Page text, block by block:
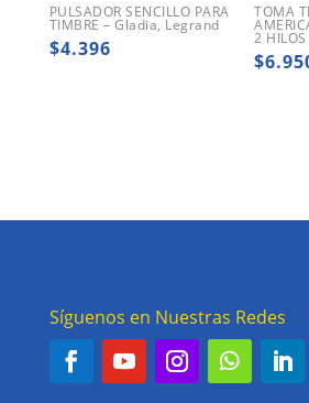
PULSADOR SENCILLO PARA
TIMBRE – Gladia, Legrand
$4.396
TOMA
2
$
Síguenos en Nuestras Redes